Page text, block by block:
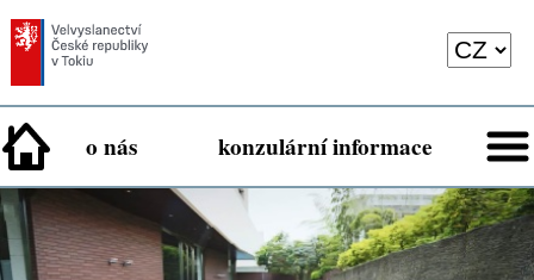
o nás konzulární informace